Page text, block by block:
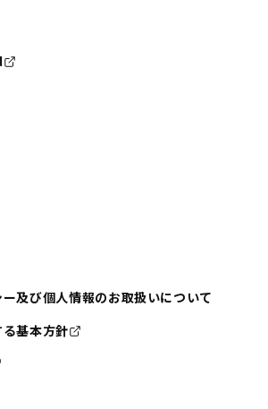
及び個人情報のお取扱いについて
基本方針